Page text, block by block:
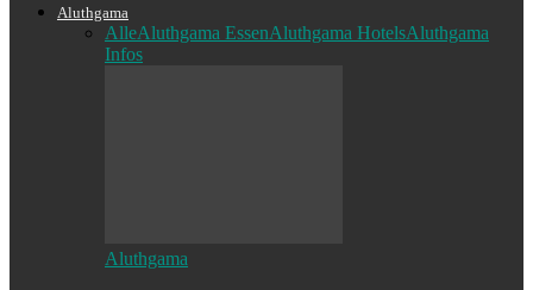
Aluthgama
AlleAluthgama EssenAluthgama HotelsAluthgama
Infos
Aluthgama